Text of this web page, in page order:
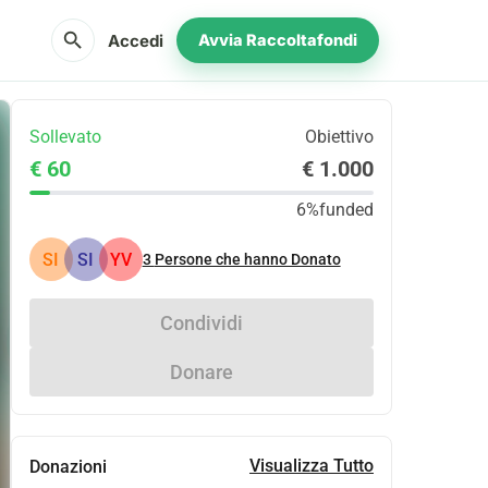
search Accedi Avvia Raccoltafondi
Sollevato Obiettivo
€ 60 € 1.000
6%funded
SI SI YV 3 Persone che hanno Donato
Condividi
Donare
Donazioni Visualizza Tutto